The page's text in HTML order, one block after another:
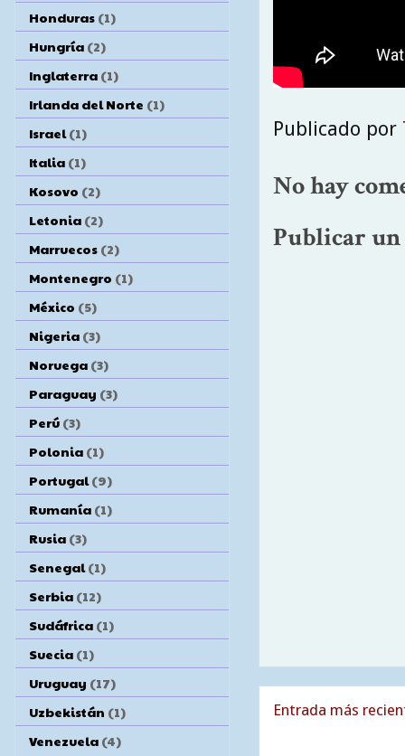
Publicado por
No hay
Publicar
Entrada más
Honduras (1)
Hungría (2)
Inglaterra (1)
Irlanda del Norte (1)
Israel (1)
Italia (1)
Kosovo (2)
Letonia (2)
Marruecos (2)
Montenegro (1)
México (5)
Nigeria (3)
Noruega (3)
Paraguay (3)
Perú (3)
Polonia (1)
Portugal (9)
Rumanía (1)
Rusia (3)
Senegal (1)
Serbia (12)
Sudáfrica (1)
Suecia (1)
Uruguay (17)
Uzbekistán (1)
Venezuela (4)